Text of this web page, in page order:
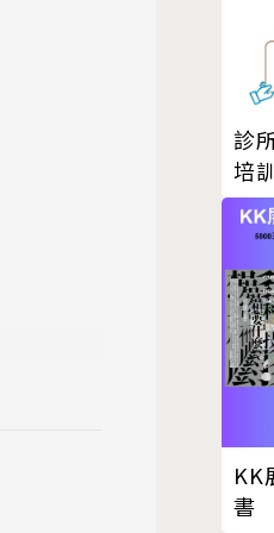
診
培
KK
書